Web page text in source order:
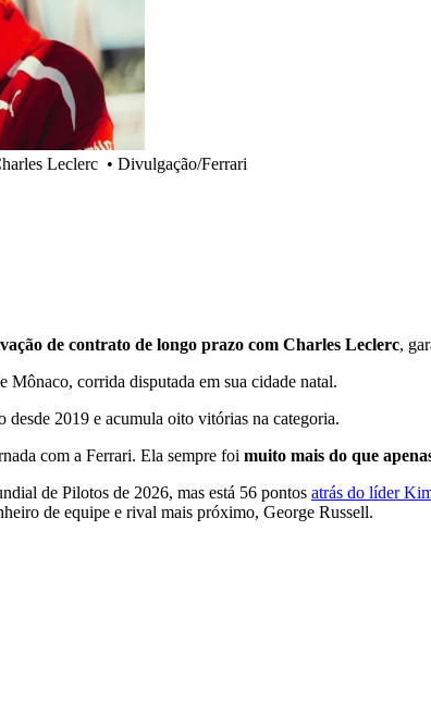
Leclerc • Divulgação/Ferrari
de contrato de longo prazo com Charles Leclerc,
corrida disputada em sua cidade natal.
2019 e acumula oito vitórias na categoria.
com a Ferrari. Ela sempre foi muito mais do que
de Pilotos de 2026, mas está 56 pontos atrás do líder
de equipe e rival mais próximo, George Russell.